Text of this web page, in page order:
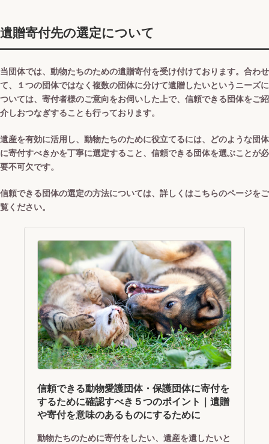
遺贈寄付先の選定について
当団体では、動物たちのための遺贈寄付を受け付けております。合わせ
て、１つの団体ではなく複数の団体に分けて遺贈したいというニーズに
ついては、寄付者様のご意向をお伺いした上で、信頼できる団体をご紹
介しおつなぎすることも行っております。
遺産を有効に活用し、動物たちのために役立てるには、どのような団体
に寄付すべきかを丁寧に選定すること、信頼できる団体を選ぶことが必
要不可欠です。
信頼できる団体の選定の方法については、詳しくはこちらのページをご
覧ください。
信頼できる動物愛護団体・保護団体に寄付を
するために確認すべき５つのポイント｜遺贈
や寄付を意味のあるものにするために
動物たちのために寄付をしたい、遺産を遺したいと